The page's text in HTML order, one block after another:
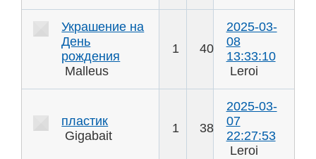
Украшение на
День
рождения
Malleus
1 40
2025-03-
08
13:33:10
Leroi
пластик
Gigabait
1 38
2025-03-
07
22:27:53
Leroi